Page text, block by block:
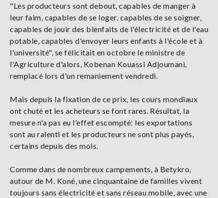
"Les producteurs sont debout, capables de manger à
leur faim, capables de se loger, capables de se soigner,
capables de jouir des bienfaits de l'électricité et de l'eau
potable, capables d'envoyer leurs enfants à l'école et à
l'université", se félicitait en octobre le ministre de
l'Agriculture d'alors, Kobenan Kouassi Adjoumani,
remplacé lors d'un remaniement vendredi.
Mais depuis la fixation de ce prix, les cours mondiaux
ont chuté et les acheteurs se font rares. Résultat, la
mesure n'a pas eu l'effet escompté: les exportations
sont au ralenti et les producteurs ne sont plus payés,
certains depuis des mois.
Comme dans de nombreux campements, à Betykro,
autour de M. Koné, une cinquantaine de familles vivent
toujours sans électricité et sans réseau mobile, avec une